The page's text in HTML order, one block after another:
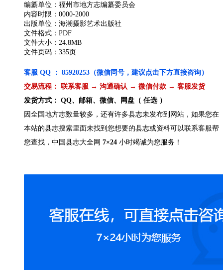
编纂单位：福州市地方志编纂委员会
内容时限：0000-2000
出版单位：海潮摄影艺术出版社
文件格式：PDF
文件大小：24.8MB
文件页码：335页
客服 QQ ： 85920253（微信同号，建议点击下方直接咨询）
交易流程： 联系客服 → 沟通确认 → 微信付款 → 客服发货
发货方式： QQ、邮箱、微信、网盘（ 任选 ）
因全国地方志数量较多，还有许多县志未发布到网站，如果您在
本站的县志搜索里面未找到您想要的县志或资料可以联系客服帮
您查找，中国县志大全网 7×24 小时竭诚为您服务！